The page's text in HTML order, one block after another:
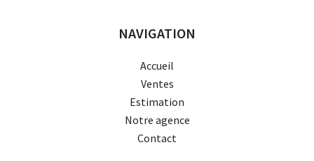
NAVIGATION
Accueil
Ventes
Estimation
Notre agence
Contact